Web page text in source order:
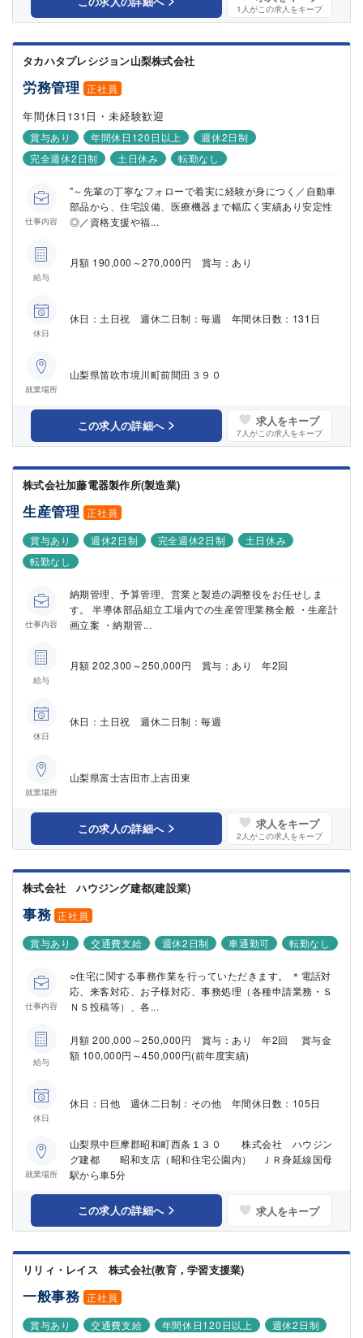
1 人がこの求人をキープ
タカハタプレシジョン山梨株式会社
労務管理 正社員
年間休日131日・未経験歓迎
賞与あり 年間休日120日以上
週休2日制
完全週休2日制
土日休み 転勤なし
仕事内容
"～先輩の丁寧なフォローで着実に経験が身につく／自動車
部品から、住宅設備、医療機器まで幅広く実績あり安定性
◎／資格支援や福...
給与
月額 190,000～270,000円 賞与：あり
休日
休日：土日祝 週休二日制：毎週 年間休日数：131日
就業場所
山梨県笛吹市境川町前間田３９０
この求人の詳細へ 求人をキープ
7人がこの求人をキープ
株式会社加藤電器製作所(製造業)
生産管理 正社員
賞与あり
週休2日制 完全週休2日制
土日休み
転勤なし
仕事内容
納期管理、予算管理、営業と製造の調整役をお任せしま
す。 半導体部品組立工場内での生産管理業務全般 ・生産計
画立案 ・納期管...
給与
月額 202,300～250,000円 賞与：あり 年2回
休日
休日：土日祝 週休二日制：毎週
就業場所
山梨県富士吉田市上吉田東
この求人の詳細へ 求人をキープ
2 人がこの求人をキープ
株式会社 ハウジング建都(建設業)
事務 正社員
賞与あり
交通費支給 週休2日制 車通勤可 転勤なし
仕事内容
○住宅に関する事務作業を行っていただきます。 ＊電話対
応、来客対応、お子様対応、事務処理（各種申請業務・Ｓ
ＮＳ投稿等）、各...
給与
月額 200,000～250,000円 賞与：あり 年2回 賞与金
額 100,000円～450,000円(前年度実績)
休日
休日：日他 週休二日制：その他 年間休日数：105日
就業場所
山梨県中巨摩郡昭和町西条１３０ 株式会社 ハウジン
グ建都 昭和支店（昭和住宅公園内） ＪＲ身延線国母
駅から車5分
この求人の詳細へ 求人をキープ
リリィ・レイス 株式会社(教育，学習支援業)
一般事務 正社員
賞与あり
交通費支給 年間休日120日以上
週休2日制